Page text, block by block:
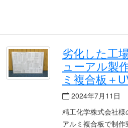
劣化した工
ューアル製
ミ複合板＋
2024年7月11日
精工化学株式会社
アルミ複合板で制